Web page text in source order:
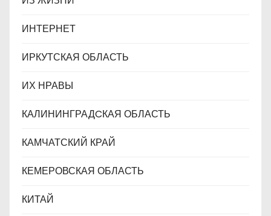
ИНТЕРНЕТ
ИРКУТСКАЯ ОБЛАСТЬ
ИХ НРАВЫ
КАЛИНИНГРАДCКАЯ ОБЛАСТЬ
КАМЧАТСКИЙ КРАЙ
КЕМЕРОВСКАЯ ОБЛАСТЬ
КИТАЙ